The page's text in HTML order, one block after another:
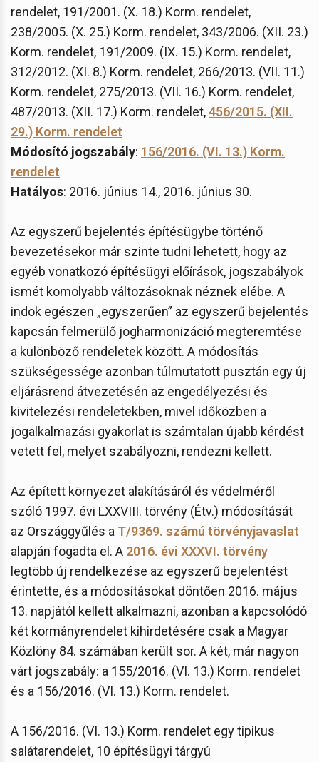
rendelet, 191/2001. (X. 18.) Korm. rendelet,
238/2005. (X. 25.) Korm. rendelet, 343/2006. (XII. 23.)
Korm. rendelet, 191/2009. (IX. 15.) Korm. rendelet,
312/2012. (XI. 8.) Korm. rendelet, 266/2013. (VII. 11.)
Korm. rendelet, 275/2013. (VII. 16.) Korm. rendelet,
487/2013. (XII. 17.) Korm. rendelet,456/2015. (XII.
29.) Korm. rendelet
Módosító jogszabály: 156/2016. (VI. 13.) Korm.
rendelet
Hatályos: 2016. június 14., 2016. június 30.
Az egyszerű bejelentés építésügybe történő
bevezetésekor már szinte tudni lehetett, hogy az
egyéb vonatkozó építésügyi előírások, jogszabályok
ismét komolyabb változásoknak néznek elébe. A
indok egészen „egyszerűen” az egyszerű bejelentés
kapcsán felmerülő jogharmonizáció megteremtése
a különböző rendeletek között. A módosítás
szükségessége azonban túlmutatott pusztán egy új
eljárásrend átvezetésén az engedélyezési és
kivitelezési rendeletekben, mivel időközben a
jogalkalmazási gyakorlat is számtalan újabb kérdést
vetett fel, melyet szabályozni, rendezni kellett.
Az épített környezet alakításáról és védelméről
szóló 1997. évi LXXVIII. törvény (Étv.) módosítását
az Országgyűlés a T/9369. számú törvényjavaslat
alapján fogadta el. A 2016. évi XXXVI. törvény
legtöbb új rendelkezése az egyszerű bejelentést
érintette, és a módosításokat döntően 2016. május
13. napjától kellett alkalmazni, azonban a kapcsolódó
két kormányrendelet kihirdetésére csak a Magyar
Közlöny 84. számában került sor. A két, már nagyon
várt jogszabály: a 155/2016. (VI. 13.) Korm. rendelet
és a 156/2016. (VI. 13.) Korm. rendelet.
A 156/2016. (VI. 13.) Korm. rendelet egy tipikus
salátarendelet, 10 építésügyi tárgyú